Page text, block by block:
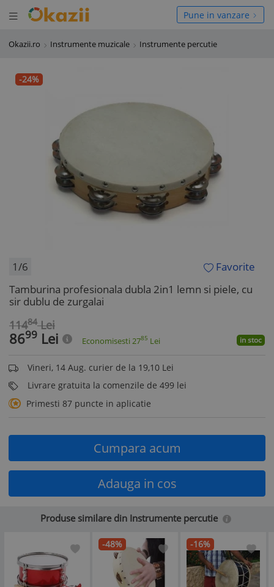
Deschide meniul
meniul Pune in vanzare
Okazii.ro Instrumente muzicale Instrumente percutie
-24%
1/6
Favorite
Tamburina profesionala dubla 2in1 lemn si piele, cu
sir dublu de zurgalai
11484 Lei
8699 Lei Economisesti 2785 Lei in stoc
Vineri, 14 Aug. curier de la 19,10 Lei
Livrare gratuita la comenzile de 499 lei
Primesti 87 puncte in aplicatie
Cumpara acum
Adauga in cos
Produse similare din Instrumente percutie
-48% -16%